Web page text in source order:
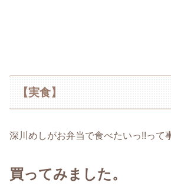
【実食】
深川めしがお弁当で食べたいっ!!って
買ってみました。